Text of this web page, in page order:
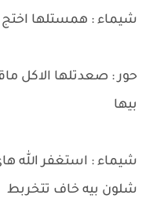
شيماء : همستلها اختج
حور : صعدتلها الاكل
بيها
شيماء : استغفر الله
شلون بيه خاف